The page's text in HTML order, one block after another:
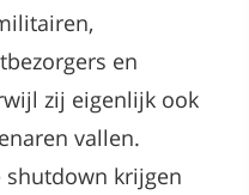
en
zij eigenlijk ook
vallen.
shutdown krijgen